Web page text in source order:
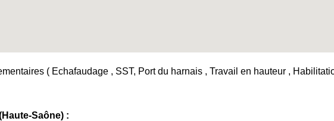
( Echafaudage , SST, Port du harnais , Travail en hauteur ,
Saône) :